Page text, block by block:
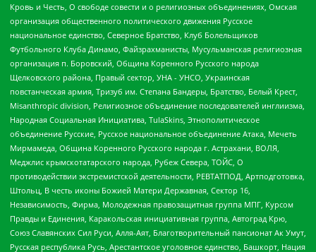
Кровь и Честь, О свободе совести и о религиозных объединениях, Омская
организация общественного политического движения Русское
национальное единство, Северное Братство, Клуб Болельщиков
Футбольного Клуба Динамо, Файзрахманисты, Мусульманская религиозная
организация п. Боровский, Община Коренного Русского народа
Щелковского района, Правый сектор, УНА - УНСО, Украинская
повстанческая армия, Тризуб им. Степана Бандеры, Братство, Белый Крест,
Misanthropic division, Религиозное объединение последователей инглиизма,
Народная Социальная Инициатива, TulaSkins, Этнополитическое
объединение Русские, Русское национальное объединение Атака, Мечеть
Мирмамеда, Община Коренного Русского народа г. Астрахани, ВОЛЯ,
Меджлис крымскотатарского народа, Рубеж Севера, ТОЙС, О
противодействии экстремистской деятельности, РЕВТАТПОД, Артподготовка,
Штольц, В честь иконы Божией Матери Державная, Сектор 16,
Независимость, Фирма, Молодежная правозащитная группа МПГ, Курсом
Правды и Единения, Каракольская инициативная группа, Автоград Крю,
Союз Славянских Сил Руси, Алля-Аят, Благотворительный пансионат Ак Умут,
Русская республика Русь, Арестантское уголовное единство, Башкорт, Нация